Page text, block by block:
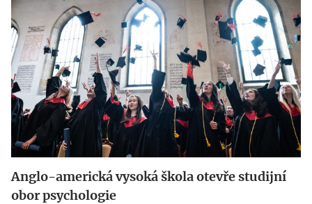
Anglo-americká vysoká škola otevře studijní
obor psychologie